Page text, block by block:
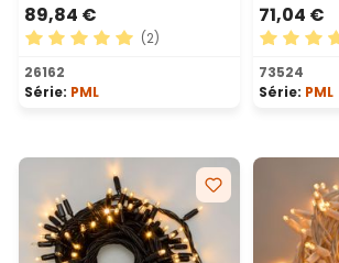
89,84 €
Note moyenne de 5 sur 5 étoiles
(2)
26162
Série: PML
71,04 €
Note
73524
Série: PML